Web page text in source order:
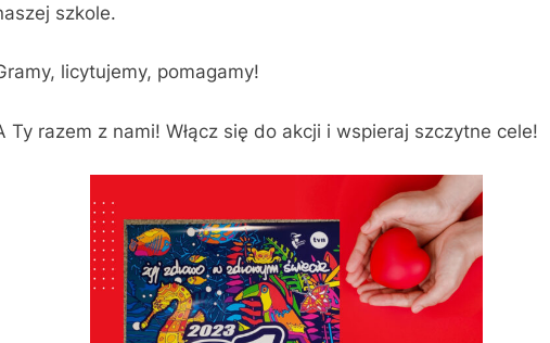
szkole.
licytujemy, pomagamy!
Ty razem z nami! Włącz się do akcji i wspieraj szczytne cele!